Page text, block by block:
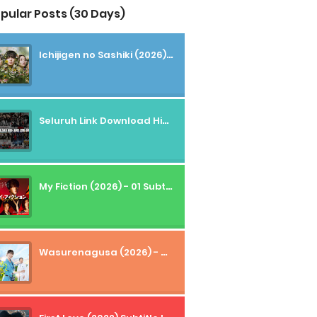
Posts (30 Days)
Ichijigen no Sashiki (2026) - 01 Subtitle Indonesia
Seluruh Link Download High And Low Subtitle Indonesia
My Fiction (2026) - 01 Subtitle Indonesia
Wasurenagusa (2026) - 01+02 Subtitle Indonesia